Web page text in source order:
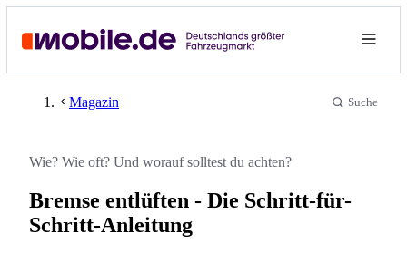
Magazin Suche
Wie? Wie oft? Und worauf solltest du achten?
Bremse entlüften - Die Schritt-für-
Schritt-Anleitung